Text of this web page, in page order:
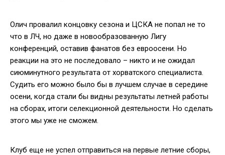
Олич провалил концовку сезона и ЦСКА не попал не то
что в ЛЧ, но даже в новообразованную Лигу
конференций, оставив фанатов без евроосени. Но
реакции на это не последовало – никто и не ожидал
сиюминутного результата от хорватского специалиста.
Судить его можно было бы в лучшем случае в середине
осени, когда стали бы видны результаты летней работы
на сборах, итоги селекционной деятельности. Но сделать
этого мы уже не сможем.
Клуб еще не успел отправиться на первые летние сборы,